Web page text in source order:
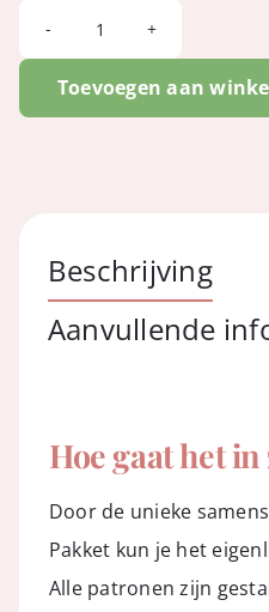
-
Cayman
Toevoegen aan
Beschrijving
Aanvullende
Hoe gaat het in
Door de unieke
Pakket kun je het
Alle patronen zijn